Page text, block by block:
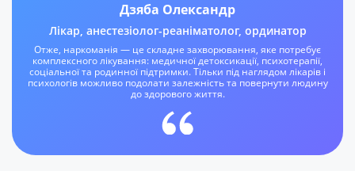
Дзяба Олександр
Лікар, анестезіолог-реаніматолог, ординатор
Отже, наркоманія — це складне захворювання, яке потребує
комплексного лікування: медичної детоксикації, психотерапії,
соціальної та родинної підтримки. Тільки під наглядом лікарів і
психологів можливо подолати залежність та повернути людину
до здорового життя.